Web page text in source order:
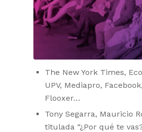
The New York Times,
UPV, Mediapro,
Flooxer…
Tony Segarra, Mauricio
titulada “¿Por qué te